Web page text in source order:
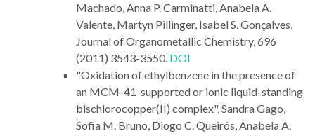
Machado, Anna P. Carminatti, Anabela A.
Valente, Martyn Pillinger, Isabel S. Gonçalves,
Journal of Organometallic Chemistry, 696
(2011) 3543-3550. DOI
"Oxidation of ethylbenzene in the presence of
an MCM-41-supported or ionic liquid-standing
bischlorocopper(II) complex", Sandra Gago,
Sofia M. Bruno, Diogo C. Queirós, Anabela A.